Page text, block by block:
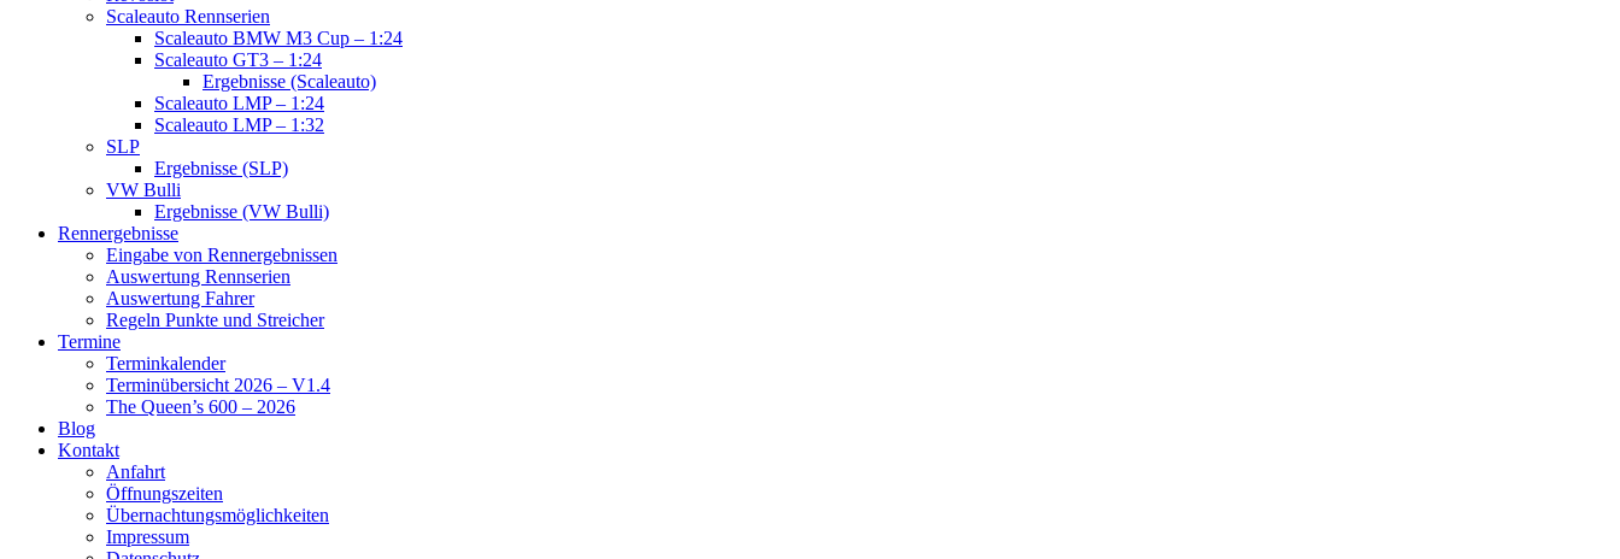
Scaleauto Rennserien
Scaleauto BMW M3 Cup – 1:24
Scaleauto GT3 – 1:24
Ergebnisse (Scaleauto)
Scaleauto LMP – 1:24
Scaleauto LMP – 1:32
SLP
Ergebnisse (SLP)
VW Bulli
Ergebnisse (VW Bulli)
Rennergebnisse
Eingabe von Rennergebnissen
Auswertung Rennserien
Auswertung Fahrer
Regeln Punkte und Streicher
Termine
Terminkalender
Terminübersicht 2026 – V1.4
The Queen’s 600 – 2026
Blog
Kontakt
Anfahrt
Öffnungszeiten
Übernachtungsmöglichkeiten
Impressum